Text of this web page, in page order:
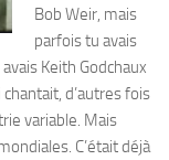
Bob Weir, mais
parfois tu avais
Keith Godchaux
d’autres fois
variable. Mais
C’était déjà